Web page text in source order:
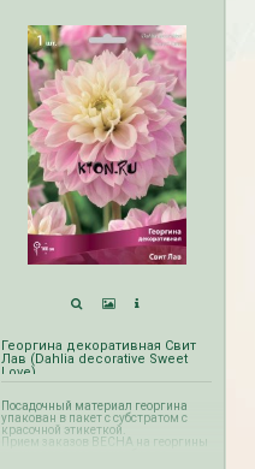
Георгина декоративная Свит
Лав (Dahlia decorative Sweet
Love)
Посадочный материал георгина
упакован в пакет с субстратом с
красочной этикеткой.
Прием заказов ВЕСНА на георгины